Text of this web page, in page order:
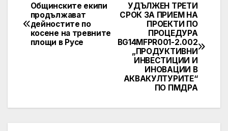
Post
navigation
УДЪЛЖЕН ТРЕТИ
СРОК ЗА ПРИЕМ НА
ПРОЕКТИ ПО
ПРОЦЕДУРА
BG14MFPR001-2.002
„ПРОДУКТИВНИ
ИНВЕСТИЦИИ И
ИНОВАЦИИ В
АКВАКУЛТУРИТЕ“
ПО ПМДРА
Общинските екипи
продължават
дейностите по
косене на тревните
площи в Русе